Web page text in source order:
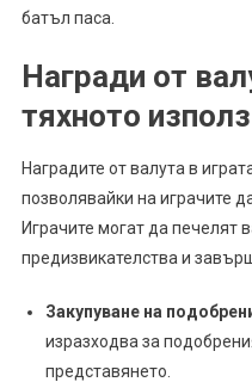
батъл паса.
Награди от
тяхното
Наградите от валута в
позволявайки на играчите
Играчите могат да печелят
предизвикателства и
Закупуване на
изразходва за
представянето.